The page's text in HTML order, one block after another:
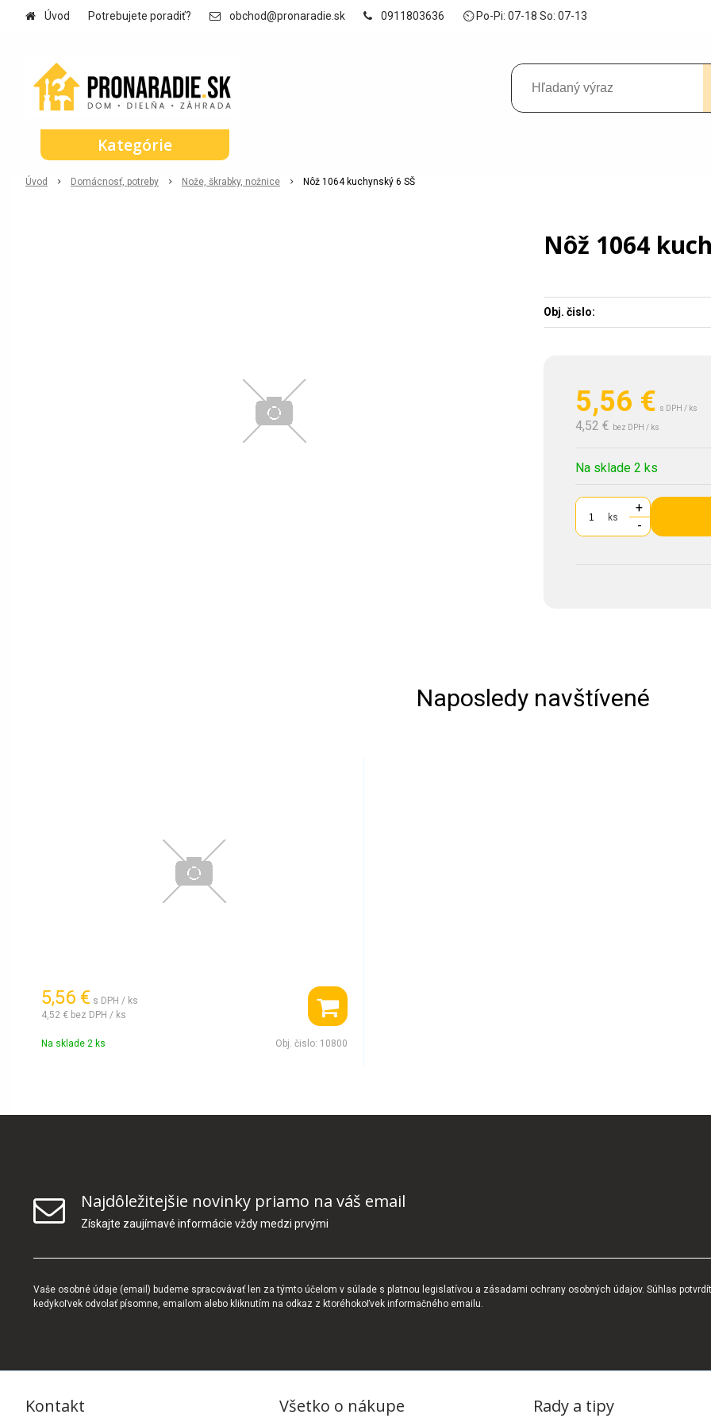
Úvod Potrebujete poradiť? obchod@pronaradie.sk 0911803636 ⏲ Po-Pi: 07-18 So: 07-13
Úvod Domácnosť, potreby Nože, škrabky, nožnice Nôž 1064 kuchynský 6 SŠ
Nôž 1064
5,56 € s DPH / ks
4,52 € bez DPH / ks
Na sklade 2 ks
ks
+
-
Obj. čislo:
Naposledy navštívené
5,56 € s DPH / ks
4,52 € bez DPH / ks
Na sklade 2 ks Obj. čislo: 10800
Kategórie
Najdôležitejšie novinky priamo na váš email
Získajte zaujímavé informácie vždy medzi prvými
Vaše osobné údaje (email) budeme spracovávať len za týmto účelom v súlade s platnou legislatívou a zásadami ochrany osobných údajov. Súhlas
kedykoľvek odvolať písomne, emailom alebo kliknutím na odkaz z ktoréhokoľvek informačného emailu.
Kontakt Všetko o nákupe Rady a tipy